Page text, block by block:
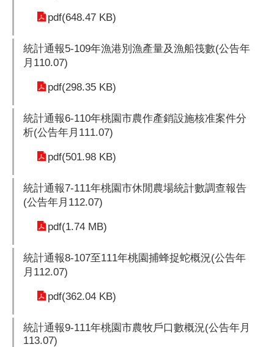
pdf(648.47 KB)
統計通報5-109年漁港別漁產量及漁船筏數(公告年
月110.07)
pdf(298.35 KB)
統計通報6-110年桃園市農作產銷設施核准案件分
析(公告年月111.07)
pdf(501.98 KB)
統計通報7-111年桃園市休閒農場統計數調查報告
(公告年月112.07)
pdf(1.74 MB)
統計通報8-107至111年桃園捕蜂捉蛇概況(公告年
月112.07)
pdf(362.04 KB)
統計通報9-111年桃園市農牧戶口數概況(公告年月
113.07)